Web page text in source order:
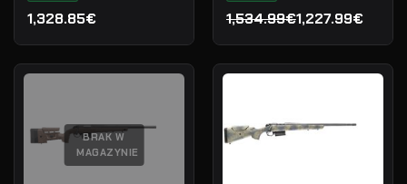
1,328.85€ 1,534.99€
Pierwotna cena
1,227.99€
Aktualna cena wynosi:
BRAK W
MAGAZYNIE